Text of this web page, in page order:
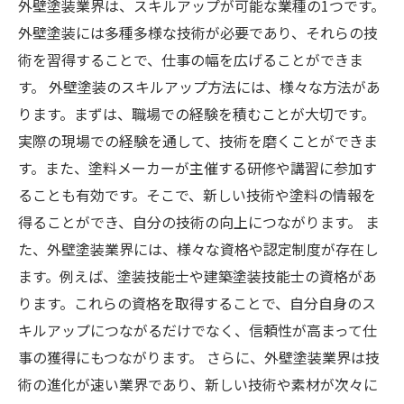
外壁塗装業界は、スキルアップが可能な業種の1つです。
外壁塗装には多種多様な技術が必要であり、それらの技
術を習得することで、仕事の幅を広げることができま
す。 外壁塗装のスキルアップ方法には、様々な方法があ
ります。まずは、職場での経験を積むことが大切です。
実際の現場での経験を通して、技術を磨くことができま
す。また、塗料メーカーが主催する研修や講習に参加す
ることも有効です。そこで、新しい技術や塗料の情報を
得ることができ、自分の技術の向上につながります。 ま
た、外壁塗装業界には、様々な資格や認定制度が存在し
ます。例えば、塗装技能士や建築塗装技能士の資格があ
ります。これらの資格を取得することで、自分自身のス
キルアップにつながるだけでなく、信頼性が高まって仕
事の獲得にもつながります。 さらに、外壁塗装業界は技
術の進化が速い業界であり、新しい技術や素材が次々に